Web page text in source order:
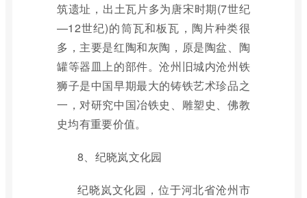
筑遗址，出土瓦片多为唐宋时期(7世纪
—12世纪)的筒瓦和板瓦，陶片种类很
多，主要是红陶和灰陶，原是陶盆、陶
罐等器皿上的部件。沧州旧城内沧州铁
狮子是中国早期最大的铸铁艺术珍品之
一，对研究中国冶铁史、雕塑史、佛教
史均有重要价值。
8、纪晓岚文化园
纪晓岚文化园，位于河北省沧州市